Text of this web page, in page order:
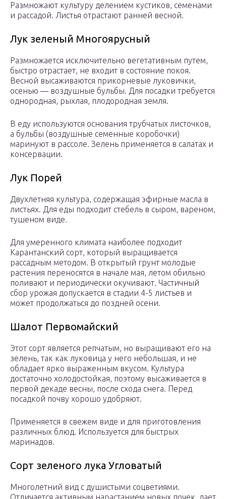
Размножают культуру делением кустиков, семенами
и рассадой. Листья отрастают ранней весной.
Лук зеленый Многоярусный
Размножается исключительно вегетативным путем,
быстро отрастает, не входит в состояние покоя.
Весной высаживаются прикорневые луковички,
осенью — воздушные бульбы. Для посадки требуется
однородная, рыхлая, плодородная земля.
В еду используются основания трубчатых листочков,
а бульбы (воздушные семенные коробочки)
маринуют в рассоле. Зелень применяется в салатах и
консервации.
Лук Порей
Двухлетняя культура, содержащая эфирные масла в
листьях. Для еды подходит стебель в сыром, вареном,
тушеном виде.
Для умеренного климата наиболее подходит
Карантанский сорт, который выращивается
рассадным методом. В открытый грунт молодые
растения переносятся в начале мая, летом обильно
поливают и периодически окучивают. Частичный
сбор урожая допускается в стадии 4-5 листьев и
может продолжаться до поздней осени.
Шалот Первомайский
Этот сорт является репчатым, но выращивают его на
зелень, так как луковица у него небольшая, и не
обладает ярко выраженным вкусом. Культура
достаточно холодостойкая, поэтому высаживается в
первой декаде весны, после схода снега. Перед
посадкой почву хорошо удобряют.
Применяется в свежем виде и для приготовления
различных блюд. Используется для быстрых
маринадов.
Сорт зеленого лука Угловатый
Многолетний вид с душистыми соцветиями.
Отличается активным нарастанием новых почек, дает